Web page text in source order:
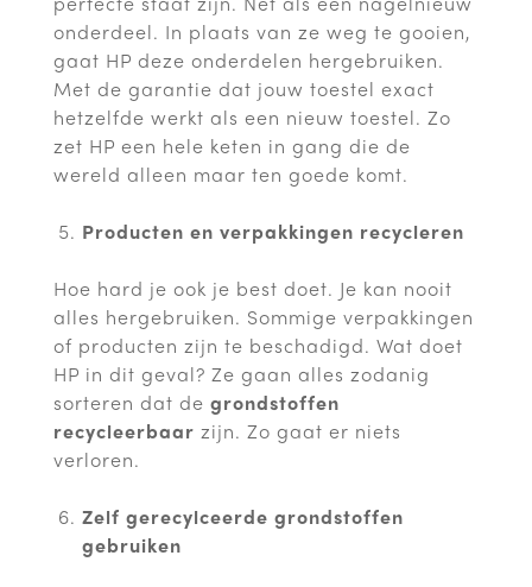
onderdeel. In plaats van ze weg te gooien,
gaat HP deze onderdelen hergebruiken.
Met de garantie dat jouw toestel exact
hetzelfde werkt als een nieuw toestel. Zo
zet HP een hele keten in gang die de
wereld alleen maar ten goede komt.
Producten en verpakkingen recycleren
Hoe hard je ook je best doet. Je kan nooit
alles hergebruiken. Sommige verpakkingen
of producten zijn te beschadigd. Wat doet
HP in dit geval? Ze gaan alles zodanig
sorteren dat de grondstoffen
recycleerbaar zijn. Zo gaat er niets
verloren.
Zelf gerecylceerde grondstoffen
gebruiken